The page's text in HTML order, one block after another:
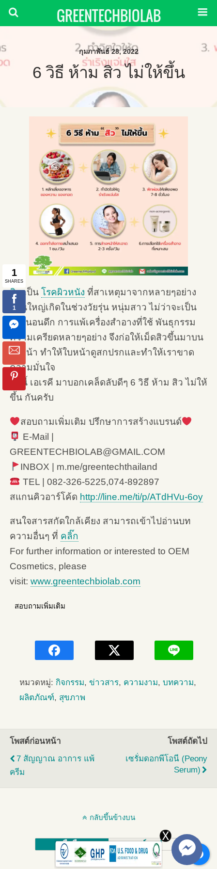
GREENTECHBIOLAB
กุมภาพันธ์ 28, 2022
6 วิธี ห้าม สิว ไม่ให้ขึ้น
สิวเป็น โรคผิวหนัง ที่สาเหตุมาจากหลายๆอย่าง
ส่วนใหญ่เกิดในช่วงวัยรุ่น หนุ่มสาว ไม่ว่าจะเป็น
การนอนดึก การแพ้เครื่องสำอางที่ใช้ พันธุกรรม
ความเครียดหลายๆอย่าง จึงก่อให้เม็ดสิวขึ้นมาบน
ใบหน้า ทำให้ใบหน้าดูสกปรกและทำให้เราขาด
ความมั่นใจ
วันนี้ เอเรคี มาบอกเคล็ดลับดีๆ 6 วิธี ห้าม สิว ไม่ให้
ขึ้น กันครับ
สอบถามเพิ่มเติม ปรึกษาการสร้างแบรนด์
E-Mail |
GREENTECHBIOLAB@GMAIL.COM
INBOX | m.me/greentechthailand
TEL | 082-326-5225,074-892897
สแกนคิวอาร์โค้ด http://line.me/ti/p/ATdHVu-6oy
สนใจสารสกัดใกล้เคียง สามารถเข้าไปอ่านบท
ความอื่นๆ ที่ คลิ๊ก
For further information or interested to OEM
Cosmetics, please
visit: www.greentechbiolab.com
สอบถามเพิ่มเติม
หมวดหมู่: กิจกรรม, ข่าวสาร, ความงาม, บทความ,
ผลิตภัณฑ์, สุขภาพ
โพสต์ก่อนหน้า
7 สัญญาณ อาการ แพ้
ครีม
โพสต์ถัดไป
เซรั่มดอกพีโอนี (Peony
Serum)
กลับขึ้นข้างบน
มือถือ เดสก์ทอป